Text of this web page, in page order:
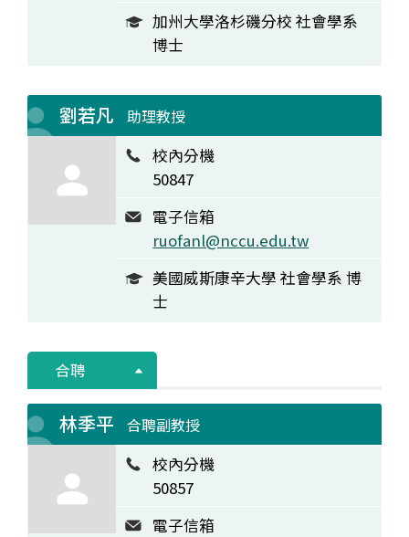
加州大學洛杉磯分校 社會學系
博士
劉若凡 助理教授
校內分機
50847
電子信箱
ruofanl@nccu.edu.tw
美國威斯康辛大學 社會學系 博
士
合聘
林季平 合聘副教授
校內分機
50857
電子信箱